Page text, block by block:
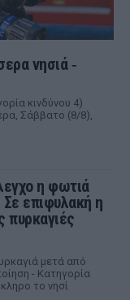
νησιά ‑
κινδύνου 4)
Σάββατο (8/8),
η φωτιά
επιφυλακή η
πυρκαγιές
μετά από
- Κατηγορία
το νησί